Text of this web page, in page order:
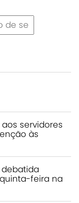
servidores
às
debatida
feira na